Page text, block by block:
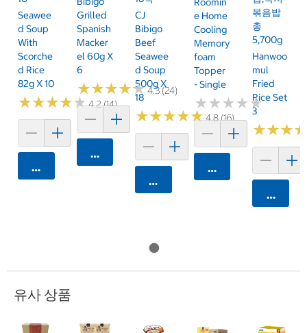
Seawee
D Soup
With
Scorche
D Rice
82g X 10
★★★★★
★★★★★4.2 (14)
카트에 담기
Grilled
Spanish
Macker
El 60g X
6
★★★★★
★★★★★4.3 (24)
카트에 담기
CJ
Bibigo
Beef
Seawee
D Soup
500g X
18
★★★★★
★★★★★4.8 (16)
카트에 담기
E Home
Cooling
Memory
Foam
Topper
- Single
★★★★★
★★★★★
카트에 담기
볶음밥
총
5,700g
Hanwoo
Mul
Fried
Rice Set
3
★★★
★★★
카트에
유사 상품